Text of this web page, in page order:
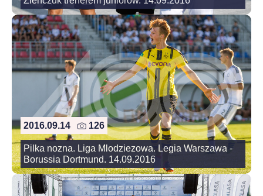
2016.09.14 126
Pilka nozna. Liga Mlodziezowa. Legia Warszawa -
Borussia Dortmund. 14.09.2016